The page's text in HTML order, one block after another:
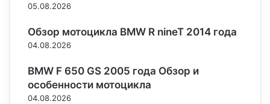
05.08.2026
Обзор мотоцикла BMW R nineT 2014 года
04.08.2026
BMW F 650 GS 2005 года Обзор и
особенности мотоцикла
04.08.2026